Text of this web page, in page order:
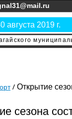
августа 2019 г.
Открытие
сезона